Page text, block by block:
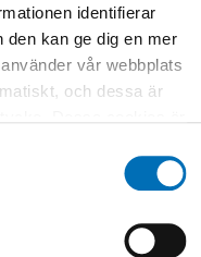
identifierar
den kan ge dig en mer
vår webbplats
och dessa är
och du kan
preferens,
du vill acceptera.
för att ta reda på mer